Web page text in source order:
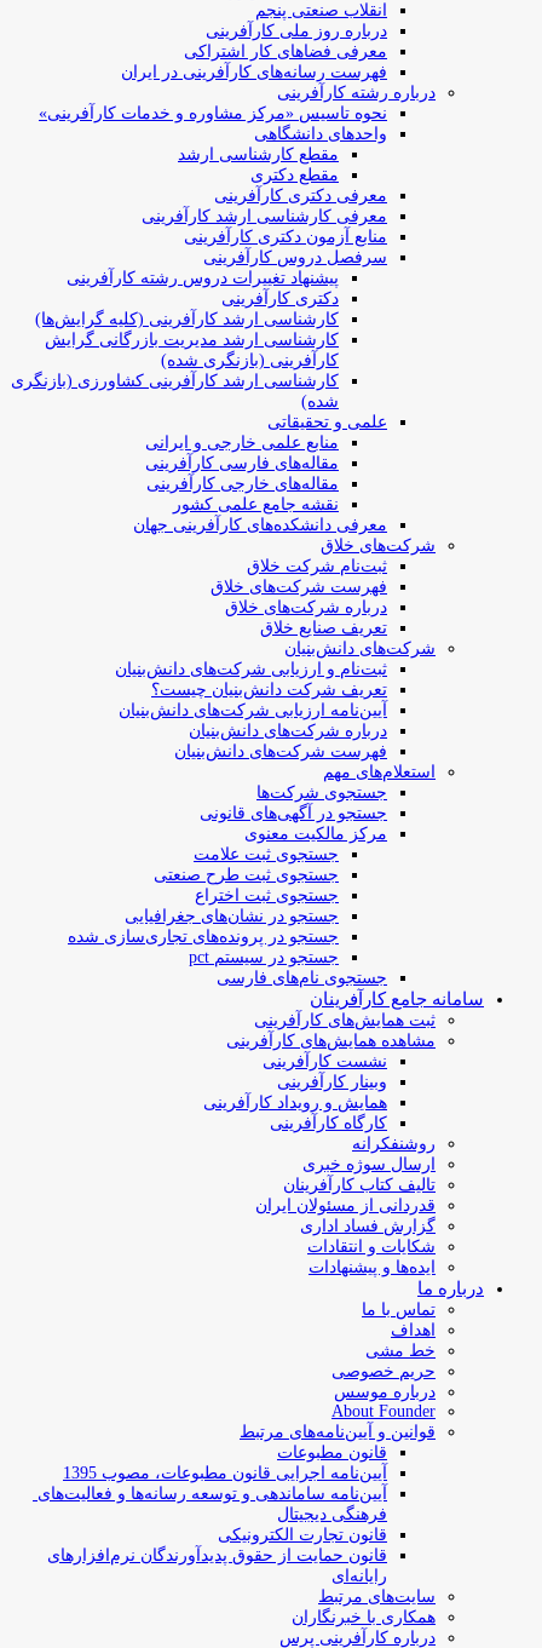
انقلاب صنعتی پنجم
درباره روز ملی کارآفرینی
معرفی فضاهای کار اشتراکی
فهرست رسانه‌های کارآفرینی در ایران
درباره رشته کارآفرینی
نحوه تاسیس «مرکز مشاوره و خدمات کارآفرینی»
واحدهای دانشگاهی
مقطع کارشناسی ارشد
مقطع دکتری
معرفی دکتری کارآفرینی
معرفی کارشناسی ارشد کارآفرینی
منابع آزمون دکتری کارآفرینی
سرفصل دروس کارآفرینی
پیشنهاد تغییرات دروس رشته کارآفرینی
دکتری کارآفرینی
کارشناسی ارشد کارآفرینی (کلیه گرایش‌ها)
کارشناسی ارشد مدیریت بازرگانی گرایش
کارآفرینی (بازنگری شده)
کارشناسی ارشد کارآفرینی کشاورزی (بازنگری
شده)
علمی و تحقیقاتی
منابع علمی خارجی و ایرانی
مقاله‌های فارسی کارآفرینی
مقاله‌های خارجی کارآفرینی
نقشه جامع علمی کشور
معرفی دانشکده‌های کارآفرینی جهان
شرکت‌های خلاق
ثبت‌نام شرکت خلاق
فهرست شرکت‌های خلاق
درباره شرکت‌های خلاق
تعریف صنایع خلاق
شرکت‌های دانش‌بنیان
ثبت‌نام و ارزیابی شرکت‌های دانش‌بنیان
تعریف شرکت دانش‌بنیان چیست؟
آیین‌نامه ارزیابی شرکت‌های دانش‌بنیان
درباره شرکت‌های دانش‌بنیان
فهرست شرکت‌های دانش‌بنیان
استعلام‌های مهم
جستجوی شرکت‌ها
جستجو در آگهی‌های قانونی
مرکز مالکیت معنوی
جستجوی ثبت علامت
جستجوی ثبت طرح صنعتی
جستجوی ثبت اختراع
جستجو در نشان‌های جغرافیایی
جستجو در پرونده‌های تجاری‌سازی شده
جستجو در سیستم pct
جستجوی نام‌های فارسی
سامانه جامع کارآفرینان
ثبت همایش‌های کارآفرینی
مشاهده همایش‌های کارآفرینی
نشست کارآفرینی
وبینار کارآفرینی
همایش و رویداد کارآفرینی
کارگاه کارآفرینی
روشنفکرانه
ارسال سوژه‌ خبری
تالیف کتاب کارآفرینان
قدردانی از مسئولان ایران
گزارش فساد اداری
شکایات و انتقادات
ایده‌ها و پیشنهادات
درباره ما
تماس با ما
اهداف
خط مشی
حریم خصوصی
درباره موسس
About Founder
قوانین و آیین‌نامه‌های مرتبط
‌قانون مطبوعات
آیین‌نامه اجرایی قانون مطبوعات، مصوب 1395
آیین‌نامه سامان­دهی و توسعه رسانه­‌ها و فعالیت‌­های
فرهنگی دیجیتال
قانون تجارت الکترونیکی
قانون حمایت از حقوق پدیدآورندگان نرم‌افزارهای
رایانه‌ای
سایت‌های مرتبط
همکاری با خبرنگاران
درباره کارآفرینی پرس